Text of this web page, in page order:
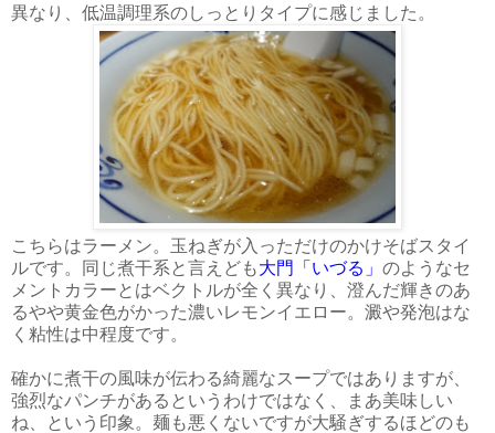
異なり、低温調理系のしっとりタイプに感じました。
こちらはラーメン。玉ねぎが入っただけのかけそばスタイ
ルです。同じ煮干系と言えども大門「いづる」 のようなセ
メントカラーとはベクトルが全く異なり、澄んだ輝きのあ
るやや黄金色がかった濃いレモンイエロー。澱や発泡はな
く粘性は中程度です。
確かに煮干の風味が伝わる綺麗なスープではありますが、
強烈なパンチがあるというわけではなく、まあ美味しい
ね、という印象。麺も悪くないですが大騒ぎするほどのも